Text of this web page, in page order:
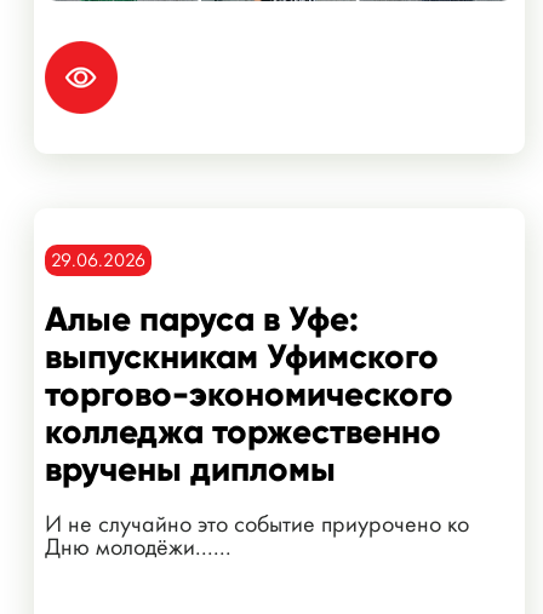
29.06.2026
Алые паруса в Уфе:
выпускникам Уфимского
торгово-экономического
колледжа торжественно
вручены дипломы
И не случайно это событие приурочено ко
Дню молодёжи......